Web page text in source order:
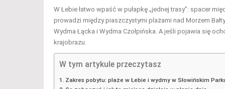
W Łebie łatwo wpaść w pułapkę „jednej trasy”: spacer
prowadzi między piaszczystymi plażami nad Morzem
Wydma Łącka i Wydma Czołpińska. A jeśli pojawia się
krajobrazu.
W tym artykule przeczytasz
Zakres pobytu: plaże w Łebie i wydmy w Słowińskim